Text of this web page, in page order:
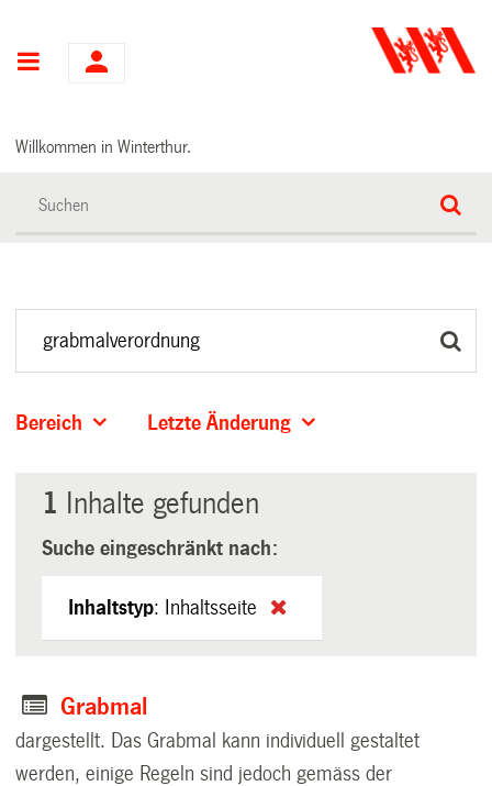
Hauptnavigation
Willkommen in Winterthur.
Bereich Letzte Änderung
1 Inhalte gefunden
Suche eingeschränkt nach:
Inhaltstyp: Inhaltsseite
Grabmal
dargestellt. Das Grabmal kann individuell gestaltet
werden, einige Regeln sind jedoch gemäss der